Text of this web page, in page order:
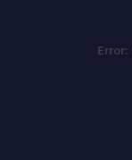
Error: